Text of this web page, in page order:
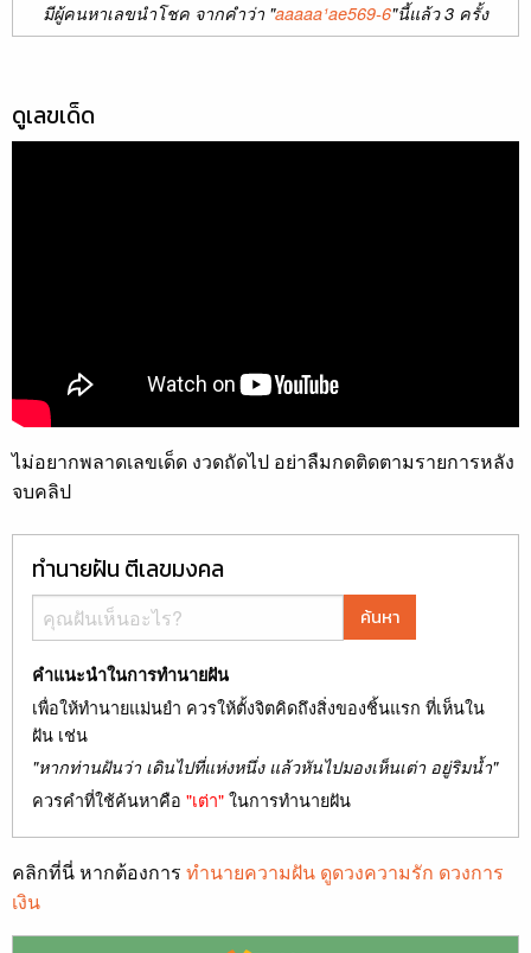
มีผู้คนหาเลขนำโชค จากคำว่า "aaaaa¹ae569-6"นี้แล้ว 3 ครั้ง
ดูเลขเด็ด
ไม่อยากพลาดเลขเด็ด งวดถัดไป อย่าลืมกดติดตามรายการหลัง
จบคลิป
ทำนายฝัน ตีเลขมงคล
ค้นหา
คำแนะนำในการทำนายฝัน
เพื่อให้ทำนายแม่นยำ ควรให้ตั้งจิตคิดถึงสิ่งของชิ้นแรก ที่เห็นใน
ฝัน เช่น
"หากท่านฝันว่า เดินไปที่แห่งหนึ่ง แล้วหันไปมองเห็นเต่า อยู่ริมน้ำ"
ควรคำที่ใช้ค้นหาคือ "เต่า"ในการทำนายฝัน
คลิกที่นี่ หากต้องการ ทำนายความฝัน ดูดวงความรัก ดวงการ
เงิน